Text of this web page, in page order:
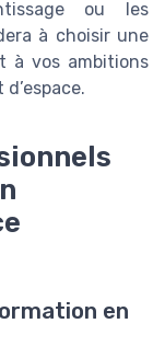
ou les
à choisir une
à vos ambitions
en